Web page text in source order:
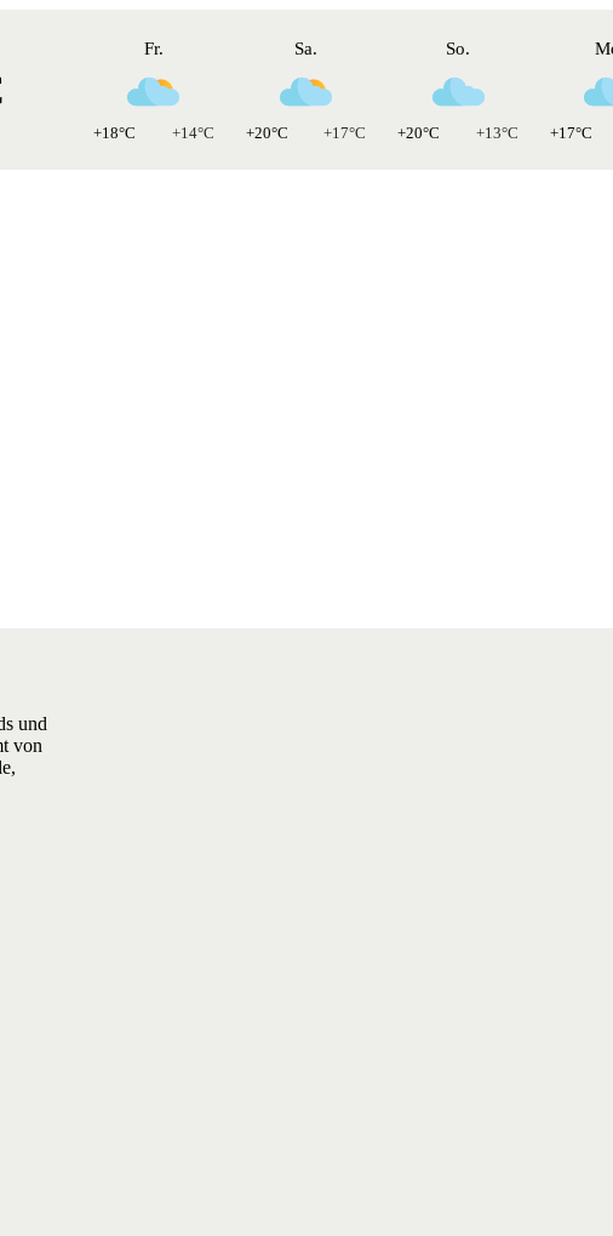
Fr.
+18°C +14°C
Sa.
+20°C +17°C
So.
+20°C +13°C +17°C
und
von